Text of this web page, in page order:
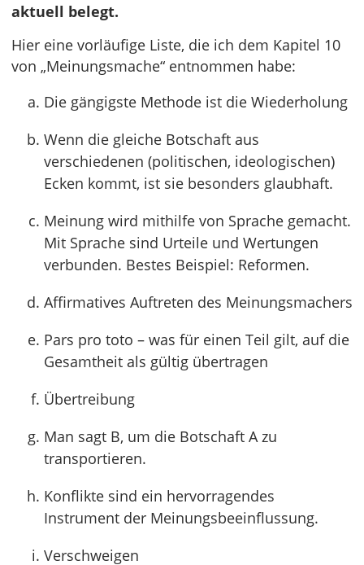
aktuell belegt.
Hier eine vorläufige Liste, die ich dem Kapitel 10
von „Meinungsmache“ entnommen habe:
Die gängigste Methode ist die Wiederholung
Wenn die gleiche Botschaft aus
verschiedenen (politischen, ideologischen)
Ecken kommt, ist sie besonders glaubhaft.
Meinung wird mithilfe von Sprache gemacht.
Mit Sprache sind Urteile und Wertungen
verbunden. Bestes Beispiel: Reformen.
Affirmatives Auftreten des Meinungsmachers
Pars pro toto – was für einen Teil gilt, auf die
Gesamtheit als gültig übertragen
Übertreibung
Man sagt B, um die Botschaft A zu
transportieren.
Konflikte sind ein hervorragendes
Instrument der Meinungsbeeinflussung.
Verschweigen